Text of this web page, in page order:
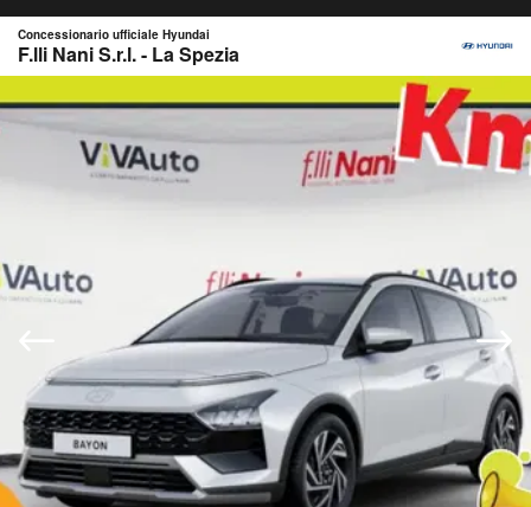
Concessionario ufficiale Hyundai
F.lli Nani S.r.l. - La Spezia